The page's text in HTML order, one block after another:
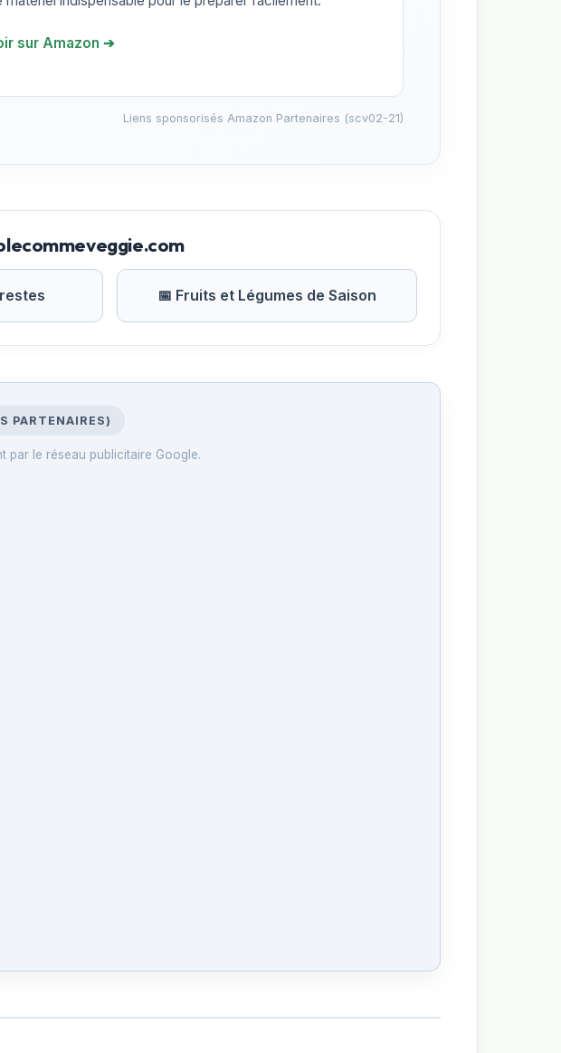
sur Amazon ➔
Liens sponsorisés Amazon Partenaires (scv02-21)
📅 Fruits et Légumes de Saison
PARTENAIRES)
par le réseau publicitaire Google.